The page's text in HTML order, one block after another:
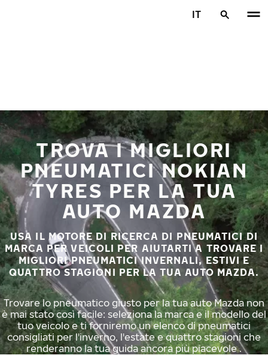
IT
TROVA I MIGLIORI
PNEUMATICI NOKIAN
TYRES PER LA TUA
AUTO MAZDA
USA IL MOTORE DI RICERCA DI PNEUMATICI DI
MARCA PER VEICOLI PER AIUTARTI A TROVARE I
MIGLIORI PNEUMATICI INVERNALI, ESTIVI E
QUATTRO STAGIONI PER LA TUA AUTO MAZDA.
Trovare lo pneumatico giusto per la tua auto Mazda non
è mai stato così facile: seleziona la marca e il modello del
tuo veicolo e ti forniremo un elenco di pneumatici
consigliati per l'inverno, l'estate e quattro stagioni che
renderanno la tua guida ancora più piacevole .